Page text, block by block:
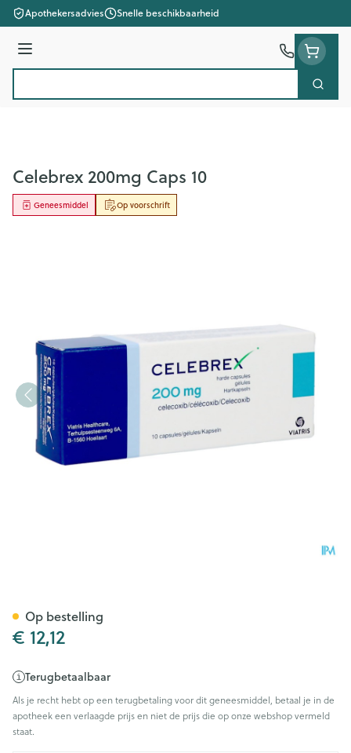
Ga naar de inhoud
Apothekersadvies Snelle beschikbaarheid
Menu
Zoek
Celebrex 200mg Caps 10
Op voorschrift
Geneesmiddel
€ 12,12
Terugbetaalbaar
Als je recht hebt op een terugbetaling voor dit geneesmiddel, betaal je in de
apotheek een verlaagde prijs en niet de prijs die op onze webshop vermeld
staat.
Op bestelling